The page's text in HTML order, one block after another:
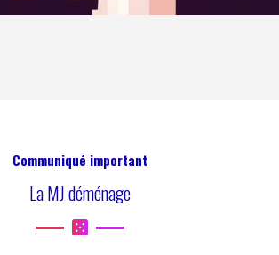
Communiqué important
La MJ déménage